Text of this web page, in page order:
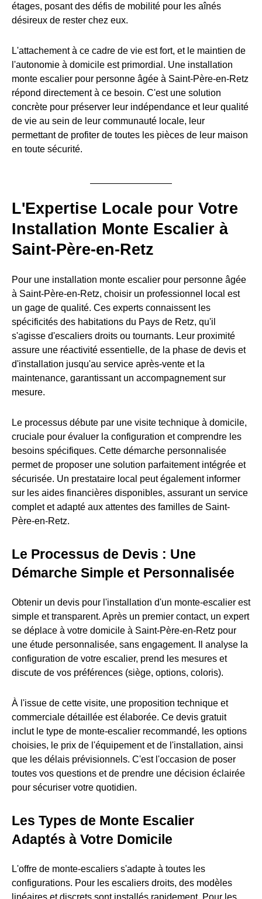
étages, posant des défis de mobilité pour les aînés
désireux de rester chez eux.
L'attachement à ce cadre de vie est fort, et le maintien de
l'autonomie à domicile est primordial. Une installation
monte escalier pour personne âgée à Saint-Père-en-Retz
répond directement à ce besoin. C'est une solution
concrète pour préserver leur indépendance et leur qualité
de vie au sein de leur communauté locale, leur
permettant de profiter de toutes les pièces de leur maison
en toute sécurité.
L'Expertise Locale pour Votre
Installation Monte Escalier à
Saint-Père-en-Retz
Pour une installation monte escalier pour personne âgée
à Saint-Père-en-Retz, choisir un professionnel local est
un gage de qualité. Ces experts connaissent les
spécificités des habitations du Pays de Retz, qu'il
s'agisse d'escaliers droits ou tournants. Leur proximité
assure une réactivité essentielle, de la phase de devis et
d'installation jusqu'au service après-vente et la
maintenance, garantissant un accompagnement sur
mesure.
Le processus débute par une visite technique à domicile,
cruciale pour évaluer la configuration et comprendre les
besoins spécifiques. Cette démarche personnalisée
permet de proposer une solution parfaitement intégrée et
sécurisée. Un prestataire local peut également informer
sur les aides financières disponibles, assurant un service
complet et adapté aux attentes des familles de Saint-
Père-en-Retz.
Le Processus de Devis : Une
Démarche Simple et Personnalisée
Obtenir un devis pour l'installation d'un monte-escalier est
simple et transparent. Après un premier contact, un expert
se déplace à votre domicile à Saint-Père-en-Retz pour
une étude personnalisée, sans engagement. Il analyse la
configuration de votre escalier, prend les mesures et
discute de vos préférences (siège, options, coloris).
À l'issue de cette visite, une proposition technique et
commerciale détaillée est élaborée. Ce devis gratuit
inclut le type de monte-escalier recommandé, les options
choisies, le prix de l'équipement et de l'installation, ainsi
que les délais prévisionnels. C'est l'occasion de poser
toutes vos questions et de prendre une décision éclairée
pour sécuriser votre quotidien.
Les Types de Monte Escalier
Adaptés à Votre Domicile
L'offre de monte-escaliers s'adapte à toutes les
configurations. Pour les escaliers droits, des modèles
linéaires et discrets sont installés rapidement. Pour les